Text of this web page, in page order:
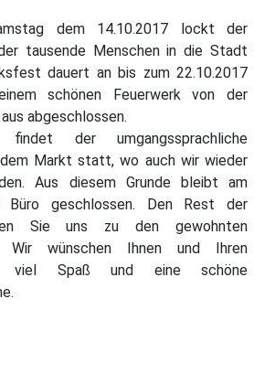
dem 14.10.2017 lockt der
tausende Menschen in die Stadt
dauert an bis zum 22.10.2017
schönen Feuerwerk von der
abgeschlossen.
der umgangssprachliche
Markt statt, wo auch wir wieder
Aus diesem Grunde bleibt am
Büro geschlossen. Den Rest der
Sie uns zu den gewohnten
Wir wünschen Ihnen und Ihren
viel Spaß und eine schöne